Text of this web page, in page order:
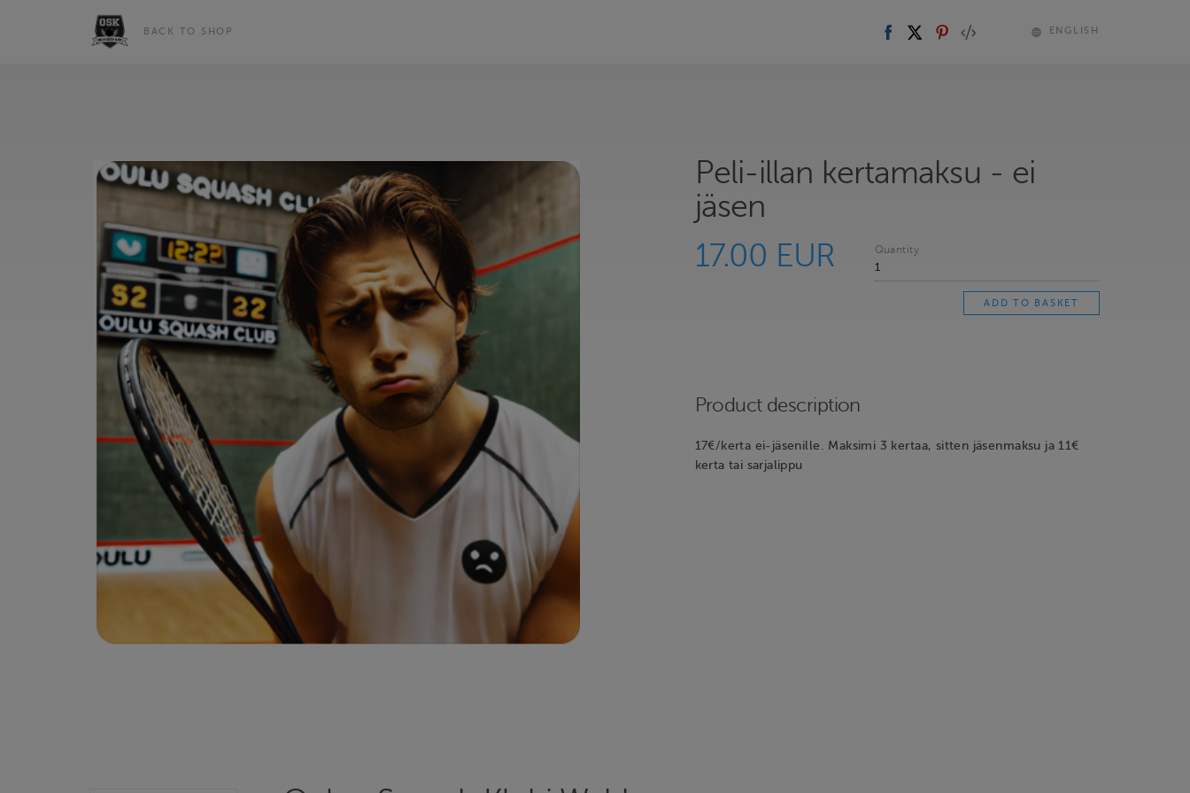
BACK TO SHOP ENGLISH
Peli-illan kertamaksu - ei
jäsen
17.00 EUR
Quantity
Product description
17€/kerta ei-jäsenille. Maksimi 3 kertaa, sitten jäsenmaksu ja 11€
kerta tai sarjalippu